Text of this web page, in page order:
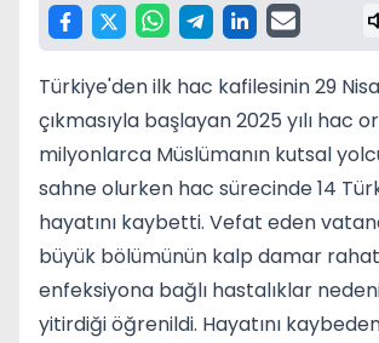
Türkiye'den ilk hac kafilesinin 29
çıkmasıyla başlayan 2025 yılı hac
milyonlarca Müslümanın kutsal
sahne olurken hac sürecinde 14
hayatını kaybetti. Vefat eden
büyük bölümünün kalp damar
enfeksiyona bağlı hastalıklar
yitirdiği öğrenildi. Hayatını